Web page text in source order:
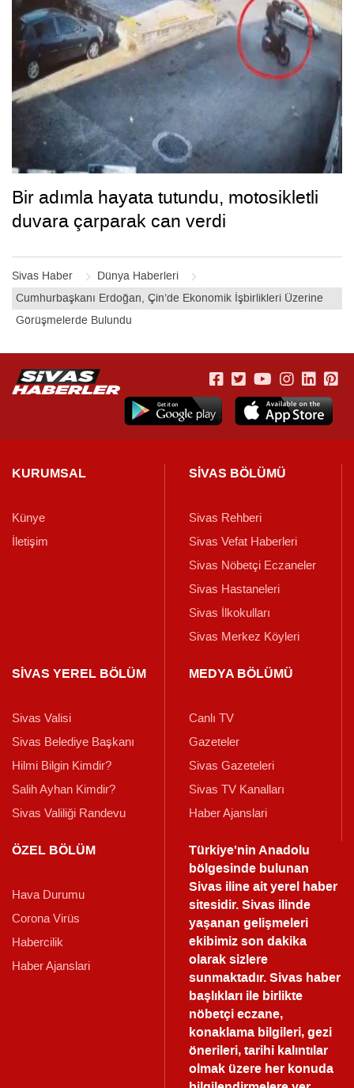
Sivas Haber
Dünya Haberleri
Cumhurbaşkanı Erdoğan, Çin’de Ekonomik İşbirlikleri Üzerine
Görüşmelerde Bulundu
Bir adımla hayata tutundu, motosikletli
duvara çarparak can verdi
KURUMSAL
Künye
İletişim
SİVAS BÖLÜMÜ
Sivas Rehberi
Sivas Vefat Haberleri
Sivas Nöbetçi Eczaneler
Sivas Hastaneleri
Sivas İlkokulları
Sivas Merkez Köyleri
SİVAS YEREL BÖLÜM
Sivas Valisi
Sivas Belediye Başkanı
Hilmi Bilgin Kimdir?
Salih Ayhan Kimdir?
Sivas Valiliği Randevu
MEDYA BÖLÜMÜ
Canlı TV
Gazeteler
Sivas Gazeteleri
Sivas TV Kanalları
Haber Ajanslari
ÖZEL BÖLÜM
Hava Durumu
Corona Virüs
Habercilik
Haber Ajanslari
Türkiye'nin Anadolu
bölgesinde bulunan
Sivas iline ait yerel haber
sitesidir. Sivas ilinde
yaşanan gelişmeleri
ekibimiz son dakika
olarak sizlere
sunmaktadır.Sivas haber
başlıkları ile birlikte
nöbetçi eczane,
konaklama bilgileri, gezi
önerileri, tarihi kalıntılar
olmak üzere her konuda